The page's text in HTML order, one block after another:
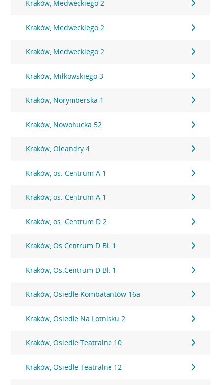
Kraków, Medweckiego 2
Kraków, Medweckiego 2
Kraków, Medweckiego 2
Kraków, Miłkowskiego 3
Kraków, Norymberska 1
Kraków, Nowohucka 52
Kraków, Oleandry 4
Kraków, os. Centrum A 1
Kraków, os. Centrum A 1
Kraków, os. Centrum D 2
Kraków, Os.Centrum D Bl. 1
Kraków, Os.Centrum D Bl. 1
Kraków, Osiedle Kombatantów 16a
Kraków, Osiedle Na Lotnisku 2
Kraków, Osiedle Teatralne 10
Kraków, Osiedle Teatralne 12